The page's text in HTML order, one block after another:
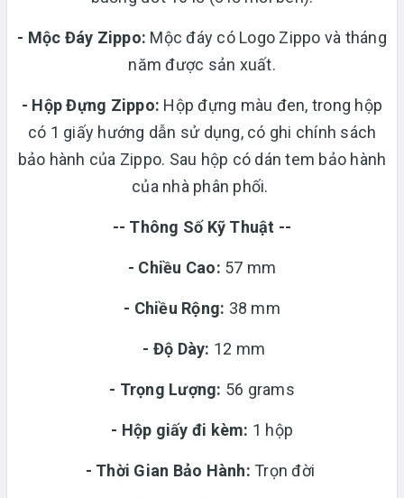
- Mộc Đáy Zippo: Mộc đáy có Logo Zippo và tháng
năm được sản xuất.
- Hộp Đựng Zippo: Hộp đựng màu đen, trong hộp
có 1 giấy hướng dẫn sử dụng, có ghi chính sách
bảo hành của Zippo. Sau hộp có dán tem bảo hành
của nhà phân phối.
-- Thông Số Kỹ Thuật --
- Chiều Cao: 57 mm
- Chiều Rộng: 38 mm
- Độ Dày: 12 mm
- Trọng Lượng: 56 grams
- Hộp giấy đi kèm: 1 hộp
- Thời Gian Bảo Hành: Trọn đời